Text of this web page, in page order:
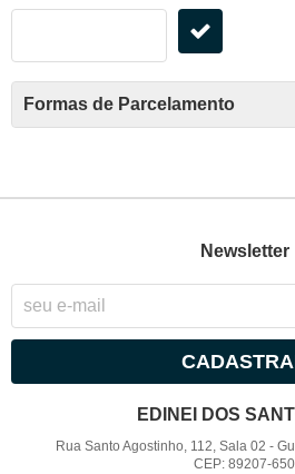
Formas de Parcelamento
Newsletter
EDINEI DOS
Rua Santo Agostinho, 112, Sala 02 -
CEP: 89207-650